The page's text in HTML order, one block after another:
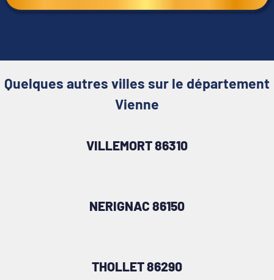
Quelques autres villes sur le département
Vienne
VILLEMORT 86310
NERIGNAC 86150
THOLLET 86290